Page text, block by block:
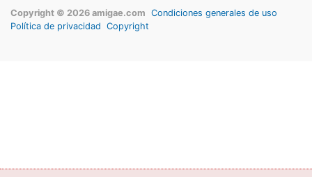
Copyright © 2026 amigae.com Condiciones generales de uso
Política de privacidad Copyright